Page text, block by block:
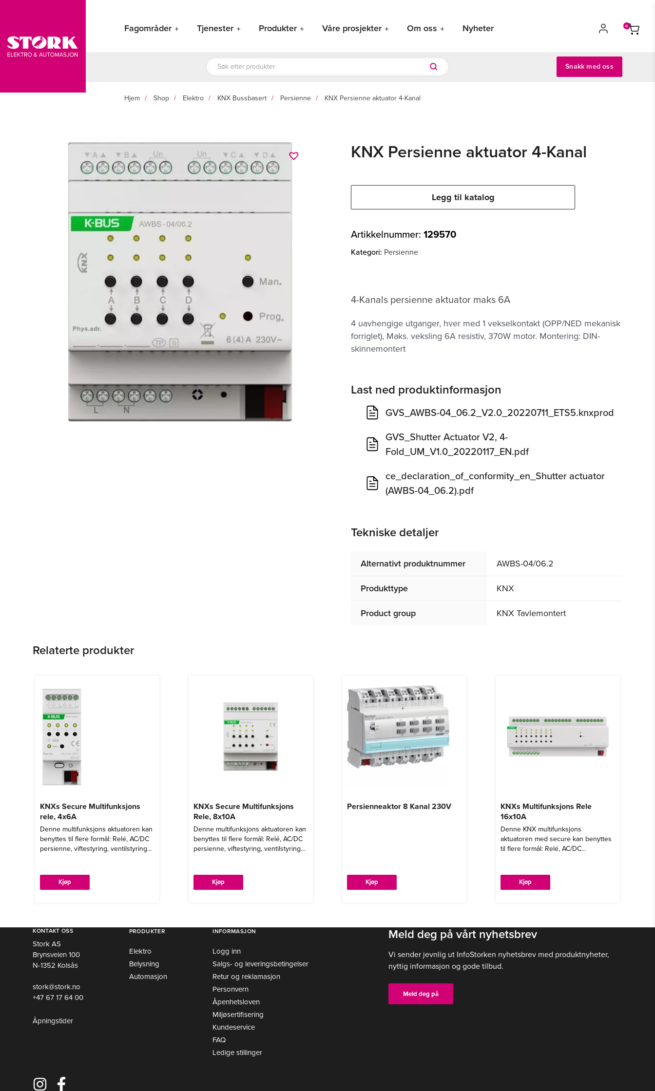
innholdet
Fagområder Tjenester Produkter Våre prosjekter Om oss Nyheter
Products
search Snakk med oss
Hjem Shop Elektro KNX Bussbasert Persienne KNX Persienne aktuator 4-Kanal
KNX Persienne aktuator 4-Kanal
Legg til katalog
Artikkelnummer:129570
Kategori: Persienne
4-Kanals persienne aktuator maks 6A
4 uavhengige utganger, hver med 1 vekselkontakt (OPP/NED mekanisk
forriglet), Maks. veksling 6A resistiv, 370W motor. Montering: DIN-
skinnemontert
Last ned produktinformasjon
GVS_AWBS-04_06.2_V2.0_20220711_ETS5.knxprod
GVS_Shutter Actuator V2, 4-
Fold_UM_V1.0_20220117_EN.pdf
ce_declaration_of_conformity_en_Shutter actuator
(AWBS-04_06.2).pdf
Tekniske detaljer
Alternativt produktnummer
AWBS-04/06.2
Produkttype
KNX
Product group
KNX Tavlemontert
Relaterte produkter
KNXs Secure Multifunksjons
rele, 4x6A
Denne multifunksjons aktuatoren kan
benyttes til flere formål: Relé, AC/DC
persienne, viftestyring, ventilstyring
Kjøp
KNXs Secure Multifunksjons
Rele, 8x10A
Denne multifunksjons aktuatoren kan
benyttes til flere formål: Relé, AC/DC
persienne, viftestyring, ventilstyring
Kjøp
Persienneaktor 8 Kanal 230V
Kjøp
KNXs Multifunksjons Rele
16x10A
Denne KNX multifunksjons
aktuatoren med secure kan benyttes
til flere formål: Relé, AC/DC
Kjøp
KONTAKT OSS
Stork AS
Brynsveien 100
N-1352 Kolsås
stork@stork.no
+47 67 17 64 00
Åpningstider
PRODUKTER
Elektro
Belysning
Automasjon
INFORMASJON
Logg inn
Salgs- og leveringsbetingelser
Retur og reklamasjon
Personvern
Åpenhetsloven
Miljøsertifisering
Kundeservice
FAQ
Ledige stillinger
Meld deg på vårt nyhetsbrev
Vi sender jevnlig ut InfoStorken nyhetsbrev med produktnyheter,
nyttig informasjon og gode tilbud.
Meld deg på